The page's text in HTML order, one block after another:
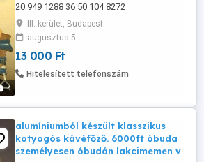
4
20 949 1288 36 50 104 8272
III. kerület, Budapest
augusztus 5
13 000 Ft
Hitelesített telefonszám
alumíniumból készült klasszikus
kotyogós kávéfőző. 6000ft óbuda
személyesen óbudán lakcimemen v